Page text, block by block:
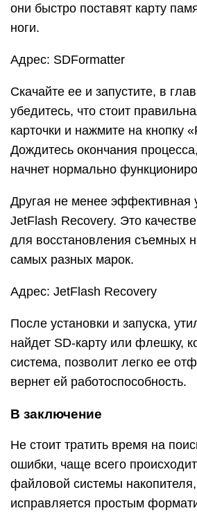
они быстро поставят карту
ноги.
Адрес: SDFormatter
Скачайте ее и запустите, в
убедитесь, что стоит
карточки и нажмите на кнопку
Дождитесь окончания
начнет нормально
Другая не менее эффективная
JetFlash Recovery. Это
для восстановления съемных
самых разных марок.
Адрес: JetFlash Recovery
После установки и запуска,
найдет SD-карту или флешку,
система, позволит легко ее
вернет ей работоспособность.
В заключение
Не стоит тратить время на
ошибки, чаще всего
файловой системы накопителя,
исправляется простым